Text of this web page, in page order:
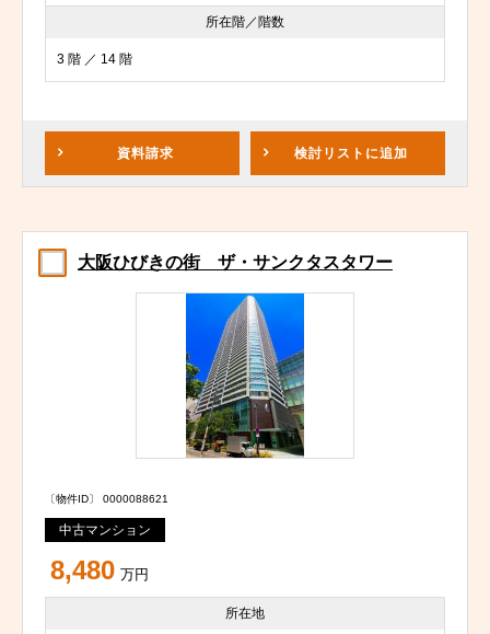
所在階／階数
3 階 ／ 14 階
資料請求 検討リスト に追加
大阪ひびきの街 ザ・サンクタスタワー
〔物件ID〕 0000088621
中古マンション
8,480 万円
所在地